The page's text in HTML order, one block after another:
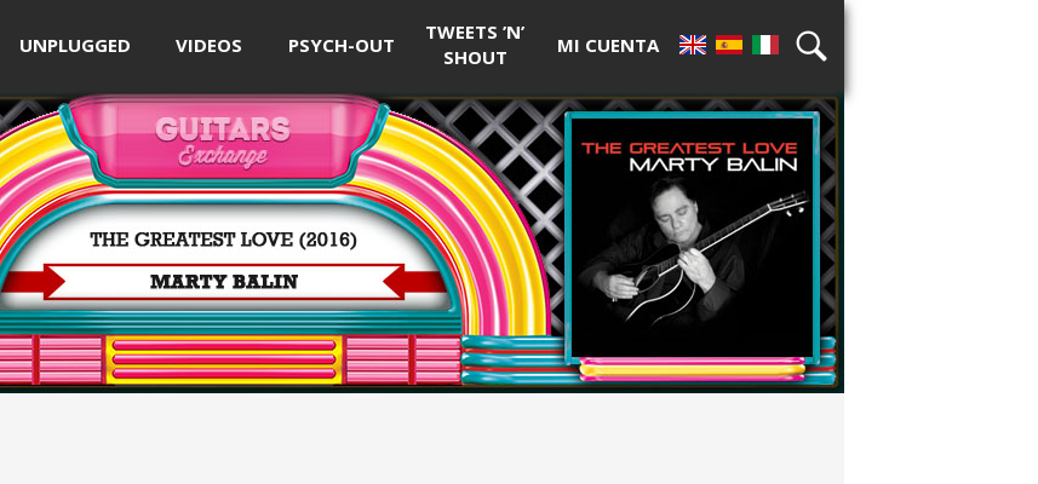
UNPLUGGED VIDEOS PSYCH-OUT
TWEETS ’N’
SHOUT
MI CUENTA
EN ES IT
BÚSQUEDA